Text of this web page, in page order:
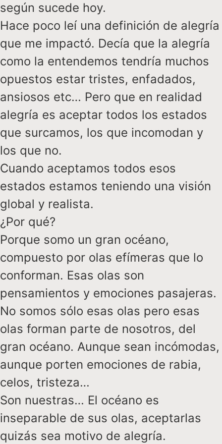
según sucede hoy.
Hace poco leí una definición de alegría
que me impactó. Decía que la alegría
como la entendemos tendría muchos
opuestos estar tristes, enfadados,
ansiosos etc… Pero que en realidad
alegría es aceptar todos los estados
que surcamos, los que incomodan y
los que no.
Cuando aceptamos todos esos
estados estamos teniendo una visión
global y realista.
¿Por qué?
Porque somo un gran océano,
compuesto por olas efímeras que lo
conforman. Esas olas son
pensamientos y emociones pasajeras.
No somos sólo esas olas pero esas
olas forman parte de nosotros, del
gran océano. Aunque sean incómodas,
aunque porten emociones de rabia,
celos, tristeza…
Son nuestras… El océano es
inseparable de sus olas, aceptarlas
quizás sea motivo de alegría.